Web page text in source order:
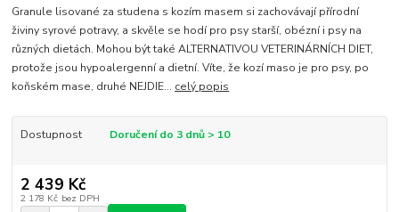
Granule lisované za studena s kozím masem si zachovávají přírodní
živiny syrové potravy, a skvěle se hodí pro psy starší, obézní i psy na
různých dietách. Mohou být také ALTERNATIVOU VETERINÁRNÍCH DIET,
protože jsou hypoalergenní a dietní. Víte, že kozí maso je pro psy, po
koňském mase, druhé NEJDIE... celý popis
Dostupnost Doručení do 3 dnů > 10
2 439 Kč
2 178 Kč bez DPH